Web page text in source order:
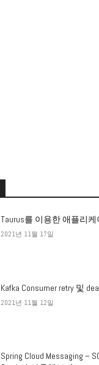
Taurus를 이용한 애플리
2021년 11월 17일
Kafka Consumer retry 및
2021년 11월 12일
Spring Cloud Messaging –